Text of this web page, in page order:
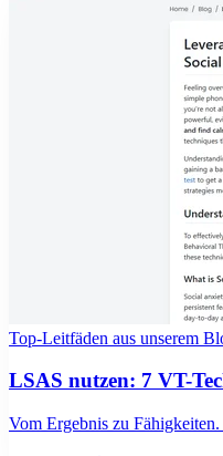
Top-Leitfäden aus unserem
LSAS nutzen: 7 VT-
Vom Ergebnis zu